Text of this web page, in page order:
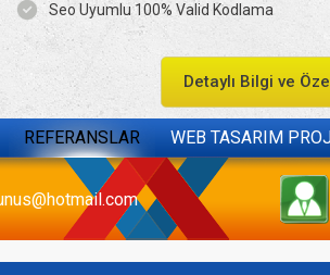
Seo Uyumlu 100% Valid Kodlama
Detaylı Bilgi ve
REFERANSLAR WEB TASARIM